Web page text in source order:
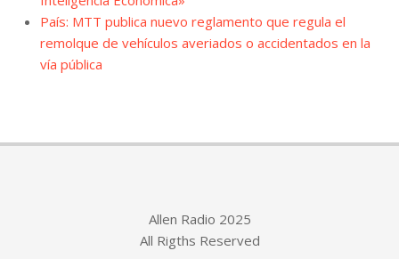
País: MTT publica nuevo reglamento que regula el
remolque de vehículos averiados o accidentados en la
vía pública
Allen Radio 2025
All Rigths Reserved